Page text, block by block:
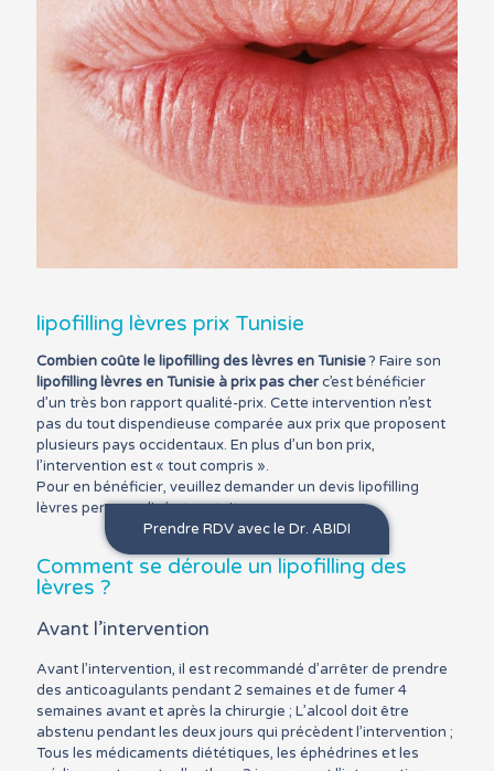
lipofilling lèvres prix Tunisie
Combien coûte le lipofilling des lèvres en Tunisie? Faire son
lipofilling lèvres en Tunisie à prix pas cherc’est bénéficier
d’un très bon rapport qualité-prix. Cette intervention n’est
pas du tout dispendieuse comparée aux prix que proposent
plusieurs pays occidentaux. En plus d’un bon prix,
l’intervention est « tout compris ».
Pour en bénéficier, veuillez demander un devis lipofilling
lèvres personnalisé et gratuit.
Prendre RDV avec le Dr. ABIDI
Comment se déroule un lipofilling des
lèvres ?
Avant l’intervention
Avant l’intervention, il est recommandé d’arrêter de prendre
des anticoagulants pendant 2 semaines et de fumer 4
semaines avant et après la chirurgie ; L’alcool doit être
abstenu pendant les deux jours qui précèdent l’intervention ;
Tous les médicaments diététiques, les éphédrines et les